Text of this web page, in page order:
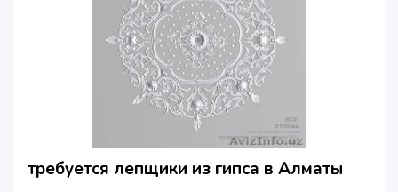
требуется лепщики из гипса в Алматы